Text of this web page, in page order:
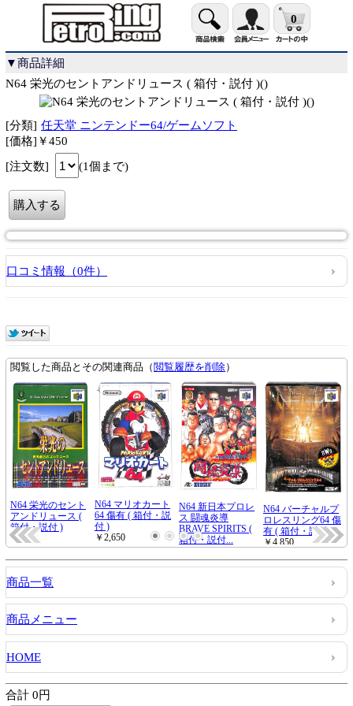
0
▼商品詳細
N64 栄光のセントアンドリュース ( 箱付・説付 )()
[分類] 任天堂 ニンテンドー64/ゲームソフト
[価格]￥450
[注文数]
(1個まで)
口コミ情報（0件）
商品一覧
商品メニュー
HOME
合計 0円